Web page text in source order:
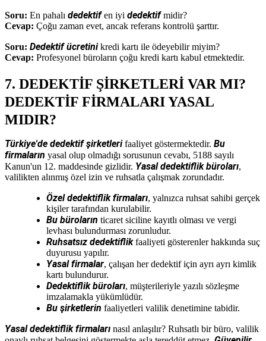
Soru: En pahalı dedektifen iyi dedektifmidir?
Cevap: Çoğu zaman evet, ancak referans kontrolü şarttır.
Soru: Dedektif ücretinikredi kartı ile ödeyebilir miyim?
Cevap: Profesyonel büroların çoğu kredi kartı kabul etmektedir.
7. DEDEKTİF ŞİRKETLERİ VAR MI?
DEDEKTİF FİRMALARI YASAL
MIDIR?
Türkiye'de dedektif şirketlerifaaliyet göstermektedir. Bu
firmaların yasal olup olmadığı sorusunun cevabı, 5188 sayılı
Kanun'un 12. maddesinde gizlidir. Yasal dedektiflik büroları,
valilikten alınmış özel izin ve ruhsatla çalışmak zorundadır.
Özel dedektiflik firmaları, yalnızca ruhsat sahibi gerçek
kişiler tarafından kurulabilir.
Bu büroların ticaret siciline kayıtlı olması ve vergi
levhası bulundurması zorunludur.
Ruhsatsız dedektiflikfaaliyeti gösterenler hakkında suç
duyurusu yapılır.
Yasal firmalar, çalışan her dedektif için ayrı ayrı kimlik
kartı bulundurur.
Dedektiflik büroları, müşterileriyle yazılı sözleşme
imzalamakla yükümlüdür.
Bu şirketlerin faaliyetleri valilik denetimine tabidir.
Yasal dedektiflik firmaları nasıl anlaşılır? Ruhsatlı bir büro, valilik